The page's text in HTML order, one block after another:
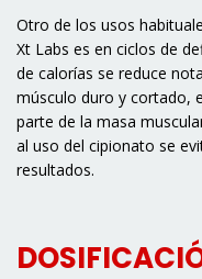
Otro de los usos
Xt Labs es en ciclos de
de calorías se reduce
músculo duro y cortado,
parte de la masa
al uso del cipionato se
resultados.